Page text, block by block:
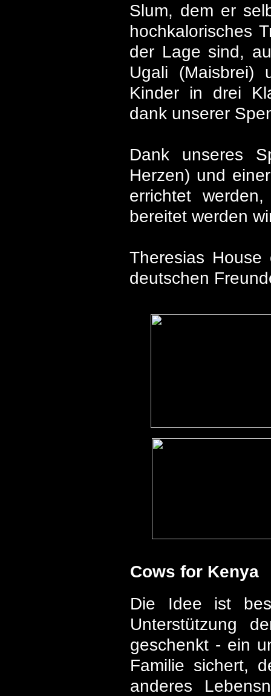
Slum, dem er
hochkalorisches
der Lage sind,
Ugali (Maisbrei)
Kinder in drei
dank unserer
Dank unseres
Herzen) und
errichtet
bereitet werden
Theresias
deutschen
Cows for Kenya
Die Idee ist
Unterstützung
geschenkt - ein
Familie sichert,
anderes